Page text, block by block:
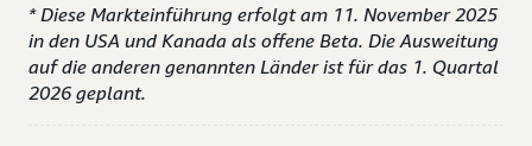
* Diese Markteinführung erfolgt am 11. November 2025
in den USA und Kanada als offene Beta. Die Ausweitung
auf die anderen genannten Länder ist für das 1. Quartal
2026 geplant.